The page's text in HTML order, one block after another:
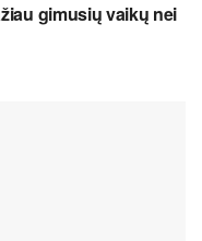
gimusių vaikų nei